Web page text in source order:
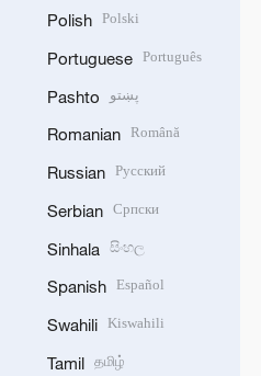
Polish Polski
Portuguese Português
Pashto پښتو
Romanian Română
Russian Русский
Serbian Српски
Sinhala සිංහල
Spanish Español
Swahili Kiswahili
Tamil தமிழ்